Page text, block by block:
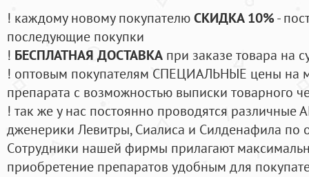
! каждому новому покупателюСКИДКА 10%-
последующие покупки
! БЕСПЛАТНАЯ ДОСТАВКА при заказе товара на
! оптовым покупателям СПЕЦИАЛЬНЫЕ цены на
препарата с возможностью выписки товарного
! так же у нас постоянно проводятся
дженерики Левитры, Сиалиса и Силденафила по
Cотрудники нашей фирмы прилагают
приобретение препаратов удобным для